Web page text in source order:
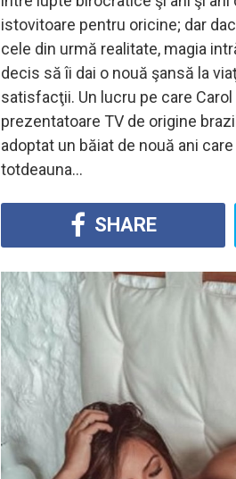
istovitoare pentru oricine; dar
cele din urmă realitate, magia
decis să îi dai o nouă şansă la
satisfacţii. Un lucru pe care
prezentatoare TV de origine
adoptat un băiat de nouă ani
totdeauna…
SHARE